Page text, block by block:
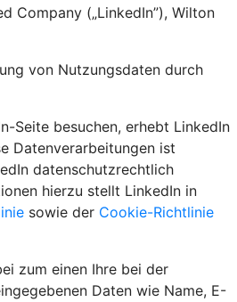
Company („LinkedIn”), Wilton
von Nutzungsdaten durch
Seite besuchen, erhebt LinkedIn
Datenverarbeitungen ist
datenschutzrechtlich
hierzu stellt LinkedIn in
sowie der Cookie-Richtlinie
zum einen Ihre bei der
Daten wie Name, E-